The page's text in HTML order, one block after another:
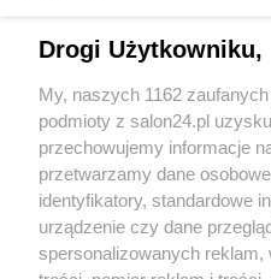
Sport
Społeczeństwo
Kultura
Drogi Użytkowniku,
My, naszych 1162
podmioty z salon24.pl
przechowujemy informacje
przetwarzamy dane
identyfikatory, standardowe
urządzenie czy dane
spersonalizowanych